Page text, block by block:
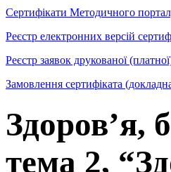
Сертифікати Методичного
Реєстр електронних версій
Реєстр заявок друкованої
Замовлення сертифіката
Здоров’я,
тема 2,